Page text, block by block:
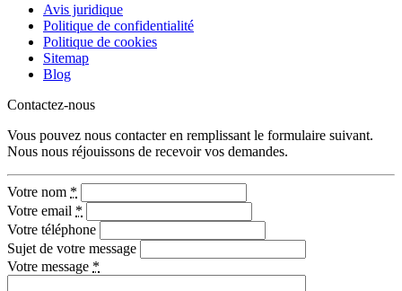
Avis juridique
Politique de confidentialité
Politique de cookies
Sitemap
Blog
Contactez-nous
Vous pouvez nous contacter en remplissant le formulaire suivant.
Nous nous réjouissons de recevoir vos demandes.
Votre nom *
Votre email *
Votre téléphone
Sujet de votre message
Votre message *